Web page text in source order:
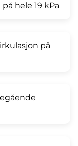
hele 19 kPa
på